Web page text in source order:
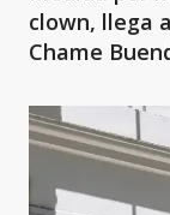
clown, llega
Chame